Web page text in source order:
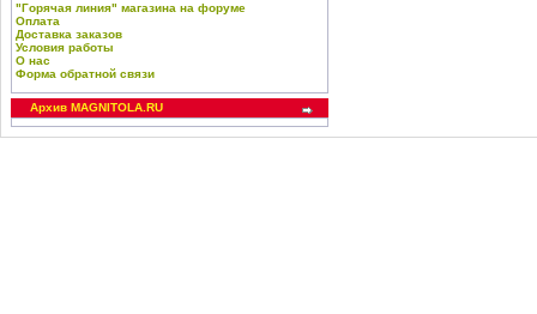
"Горячая линия" магазина на форуме
Оплата
Доставка заказов
Условия работы
О нас
Форма обратной связи
Архив MAGNITOLA.RU